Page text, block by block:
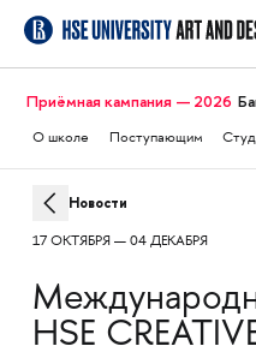
Приёмная кампания — 2026
О школе Поступающим
Новости
17 ОКТЯБРЯ — 04 ДЕКАБРЯ
HSE